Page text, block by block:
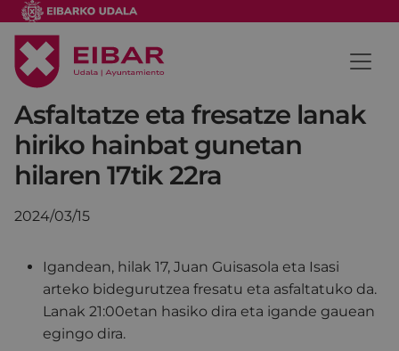
Asfaltatze eta fresatze lanak
hiriko hainbat gunetan
hilaren 17tik 22ra
2024/03/15
Igandean, hilak 17, Juan Guisasola eta Isasi
arteko bidegurutzea fresatu eta asfaltatuko da.
Lanak 21:00etan hasiko dira eta igande gauean
egingo dira.